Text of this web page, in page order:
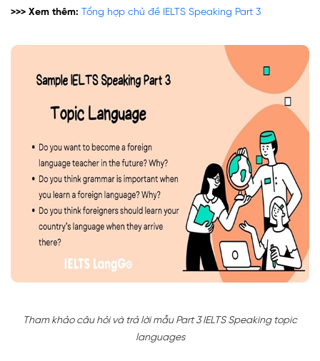
>>> Xem thêm: Tổng hợp chủ đề IELTS Speaking Part 3
Tham khảo câu hỏi và trả lời mẫu Part 3 IELTS Speaking topic
languages